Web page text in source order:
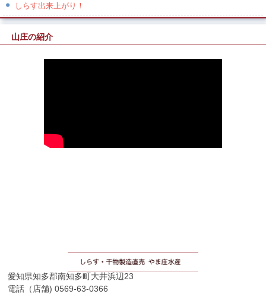
しらす出来上がり！
山庄の紹介
愛知県知多郡南知多町大井浜辺23
電話（店舗) 0569-63-0366